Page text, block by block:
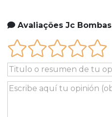
Avaliações Jc Bombas